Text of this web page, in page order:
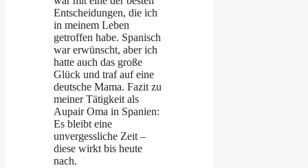
Entscheidungen, die ich
in meinem Leben
getroffen habe. Spanisch
war erwünscht, aber ich
hatte auch das große
Glück und traf auf eine
deutsche Mama. Fazit zu
meiner Tätigkeit als
Aupair Oma in Spanien:
Es bleibt eine
unvergessliche Zeit –
diese wirkt bis heute
nach.